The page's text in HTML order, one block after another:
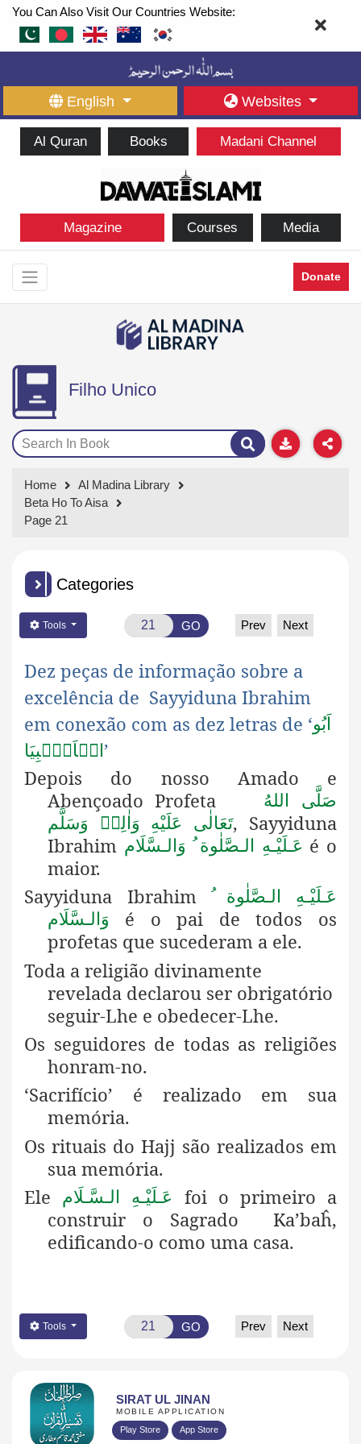
You Can Also Visit Our Countries Website:
English Websites
Al Quran Books Madani Channel
Magazine Courses Media
Donate
Filho Unico
Home
Al Madina Library
Beta Ho To Aisa
Page 21
Categories
Tools GO Prev Next
Dez peças de informação sobre a
excelência de Sayyiduna Ibrahim
em conexão com as dez letras de ‘اَبُو
الۡاَنۡۢبِيَا’
Depois do nosso Amado e
Abençoado Profeta
صَلَّى اللهُ
تَعَالٰى عَلَيْهِ وَاٰلِهٖ وَسَلَّم, Sayyiduna
Ibrahim عَـلَيْـهِ الـصَّلٰوة ُ وَالـسَّلَام é o
maior.
Sayyiduna Ibrahim عَـلَيْـهِ الـصَّلٰوة ُ
وَالـسَّلَام
é o pai de todos os
profetas que sucederam a ele.
Toda a religião divinamente
revelada declarou ser obrigatório
seguir-Lhe e obedecer-Lhe.
Os seguidores de todas as religiões
honram-no.
‘Sacrifício’ é realizado em sua
memória.
Os rituais do Hajj são realizados em
sua memória.
Ele
عَـلَيْـهِ الـسَّـلَام
foi o primeiro a
construir o Sagrado Ka’baĥ,
edificando-o como uma casa.
Tools GO Prev Next
SIRAT UL JINAN
MOBILE APPLICATION
Play Store App Store